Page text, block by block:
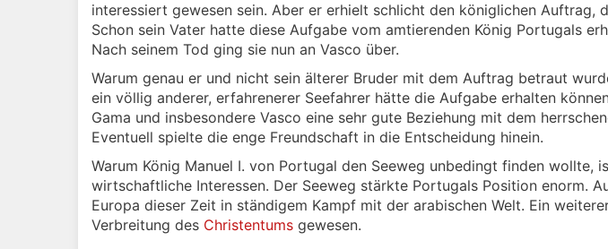
interessiert gewesen sein. Aber er erhielt schlicht den königlichen Auftrag,
Schon sein Vater hatte diese Aufgabe vom amtierenden König Portugals
Nach seinem Tod ging sie nun an Vasco über.
Warum genau er und nicht sein älterer Bruder mit dem Auftrag betraut
ein völlig anderer, erfahrenerer Seefahrer hätte die Aufgabe erhalten
Gama und insbesondere Vasco eine sehr gute Beziehung mit dem
Eventuell spielte die enge Freundschaft in die Entscheidung hinein.
Warum König Manuel I. von Portugal den Seeweg unbedingt finden wollte,
wirtschaftliche Interessen. Der Seeweg stärkte Portugals Position enorm.
Europa dieser Zeit in ständigem Kampf mit der arabischen Welt. Ein
Verbreitung des Christentums gewesen.